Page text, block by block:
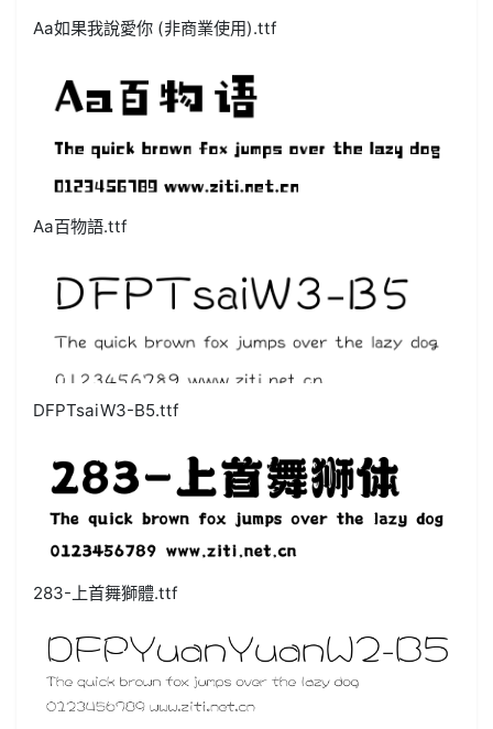
Aa如果我說愛你 (非商業使用).ttf
Aa百物語.ttf
DFPTsaiW3-B5.ttf
283-上首舞獅體.ttf